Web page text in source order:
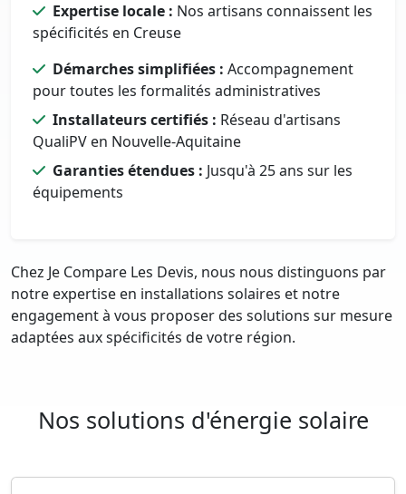
Expertise locale : Nos artisans connaissent les
spécificités en Creuse
Démarches simplifiées : Accompagnement
pour toutes les formalités administratives
Installateurs certifiés : Réseau d'artisans
QualiPV en Nouvelle-Aquitaine
Garanties étendues : Jusqu'à 25 ans sur les
équipements
Chez Je Compare Les Devis, nous nous distinguons par
notre expertise en installations solaires et notre
engagement à vous proposer des solutions sur mesure
adaptées aux spécificités de votre région.
Nos solutions d'énergie solaire